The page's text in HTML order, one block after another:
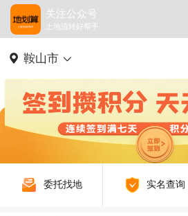
关注公众号
土地流转好帮手
鞍山市
委托找地 实名查询